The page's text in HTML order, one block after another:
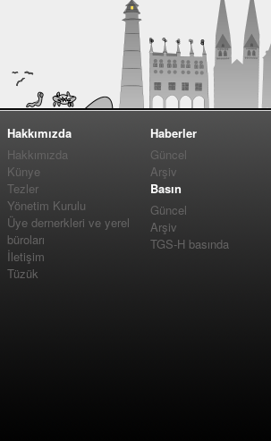
Hakkımızda
Hakkımızda
Künye
Tezler
Yönetim Kurulu
Üye dernerkleri ve yerel
büroları
İletişim
Tüzük
Haberler
Güncel
Arşiv
Basın
Güncel
Arşiv
TGS-H basında